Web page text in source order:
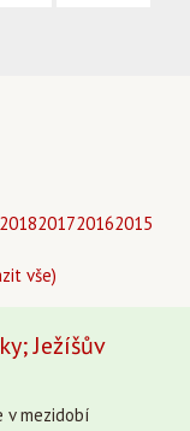
2018201720162015
vše)
Ježíšův
v mezidobí